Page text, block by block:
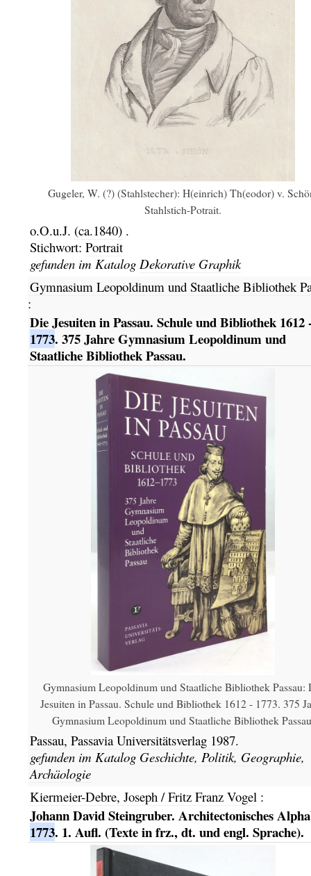
Gugeler, W. (?) (Stahlstecher): H(einrich) Th(eodor) v.
Stahlstich-Potrait.
o.O.u.J. (ca.1840) .
Stichwort: Portrait
gefunden im Katalog Dekorative Graphik
Gymnasium Leopoldinum und Staatliche Bibliothek
:
Die Jesuiten in Passau. Schule und Bibliothek 1612
1773. 375 Jahre Gymnasium Leopoldinum und
Staatliche Bibliothek Passau.
Gymnasium Leopoldinum und Staatliche Bibliothek Passau:
Jesuiten in Passau. Schule und Bibliothek 1612 - 1773. 375
Gymnasium Leopoldinum und Staatliche Bibliothek
Passau, Passavia Universitätsverlag 1987.
gefunden im Katalog Geschichte, Politik, Geographie,
Archäologie
Kiermeier-Debre, Joseph / Fritz Franz Vogel:
Johann David Steingruber. Architectonisches
1773. 1. Aufl. (Texte in frz., dt. und engl. Sprache).